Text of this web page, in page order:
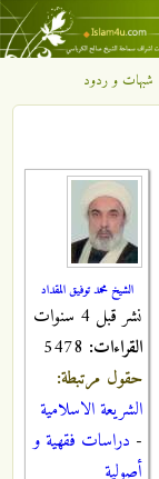
شبهات و ردود
الشيخ محمد توفيق المقداد
نشر قبل 4 سنوات
القراءات:
حقول مرتبطة:
الشريعة الاسلامية
- دراسات فقهية و
أصولية